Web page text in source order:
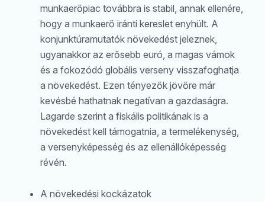
munkaerőpiac továbbra is stabil, annak ellenére,
hogy a munkaerő iránti kereslet enyhült. A
konjunktúramutatók növekedést jeleznek,
ugyanakkor az erősebb euró, a magas vámok
és a fokozódó globális verseny visszafoghatja
a növekedést. Ezen tényezők jövőre már
kevésbé hathatnak negatívan a gazdaságra.
Lagarde szerint a fiskális politikának is a
növekedést kell támogatnia, a termelékenység,
a versenyképesség és az ellenállóképesség
révén.
A növekedési kockázatok